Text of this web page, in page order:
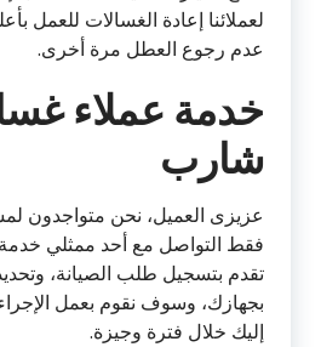
لعملائنا إعادة الغسالات للعمل
عدم رجوع العطل مرة أخرى.
خدمة عملاء
شارب
عزيزى العميل، نحن متواجدون
فقط التواصل مع أحد ممثلي خدمة
تقدم بتسجيل طلب الصيانة،
بجهازك، وسوف نقوم بعمل
إليك خلال فترة وجيزة.